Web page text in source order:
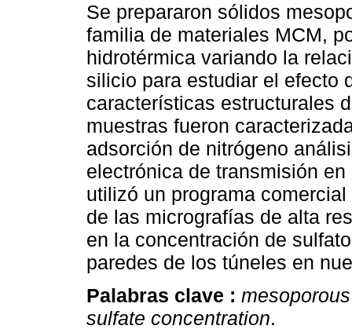
Se prepararon sólidos
familia de materiales MCM,
hidrotérmica variando la
silicio para estudiar el efecto
características estructurales
muestras fueron
adsorción de nitrógeno
electrónica de transmisión
utilizó un programa
de las micrografías de alta
en la concentración de
paredes de los túneles en
Palabras clave :
sulfate concentration.